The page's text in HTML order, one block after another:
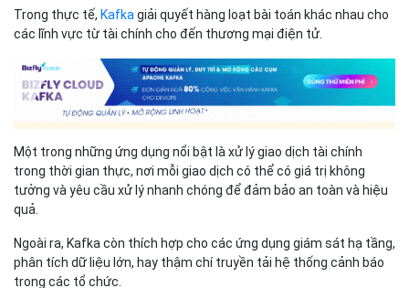
Trong thực tế, Kafkagiải quyết hàng loạt bài toán khác nhau cho
các lĩnh vực từ tài chính cho đến thương mại điện tử.
Một trong những ứng dụng nổi bật là xử lý giao dịch tài chính
trong thời gian thực, nơi mỗi giao dịch có thể có giá trị không
tưởng và yêu cầu xử lý nhanh chóng để đảm bảo an toàn và hiệu
quả.
Ngoài ra, Kafka còn thích hợp cho các ứng dụng giám sát hạ tầng,
phân tích dữ liệu lớn, hay thậm chí truyền tải hệ thống cảnh báo
trong các tổ chức.